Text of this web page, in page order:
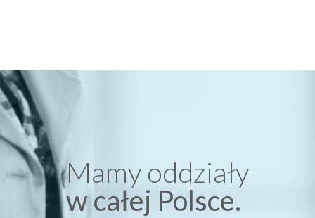
Mamy oddziały
w całej Polsce.